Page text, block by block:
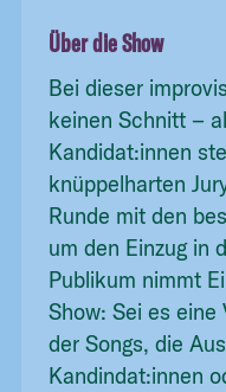
Über die Show
Bei dieser
keinen Schnitt –
Kandidat:innen
knüppelharten
Runde mit den
um den Einzug in
Publikum nimmt
Show: Sei es eine
der Songs, die
Kandindat:innen